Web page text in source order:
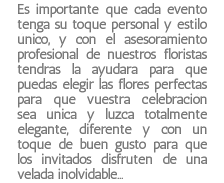
Es importante que cada evento
tenga su toque personal y estilo
único, y con el asesoramiento
profesional de nuestros floristas
tendrás la ayudara para que
puedas elegir las flores perfectas
para que vuestra celebración
sea única y luzca totalmente
elegante, diferente y con un
toque de buen gusto para que
los invitados disfruten de una
velada inolvidable…